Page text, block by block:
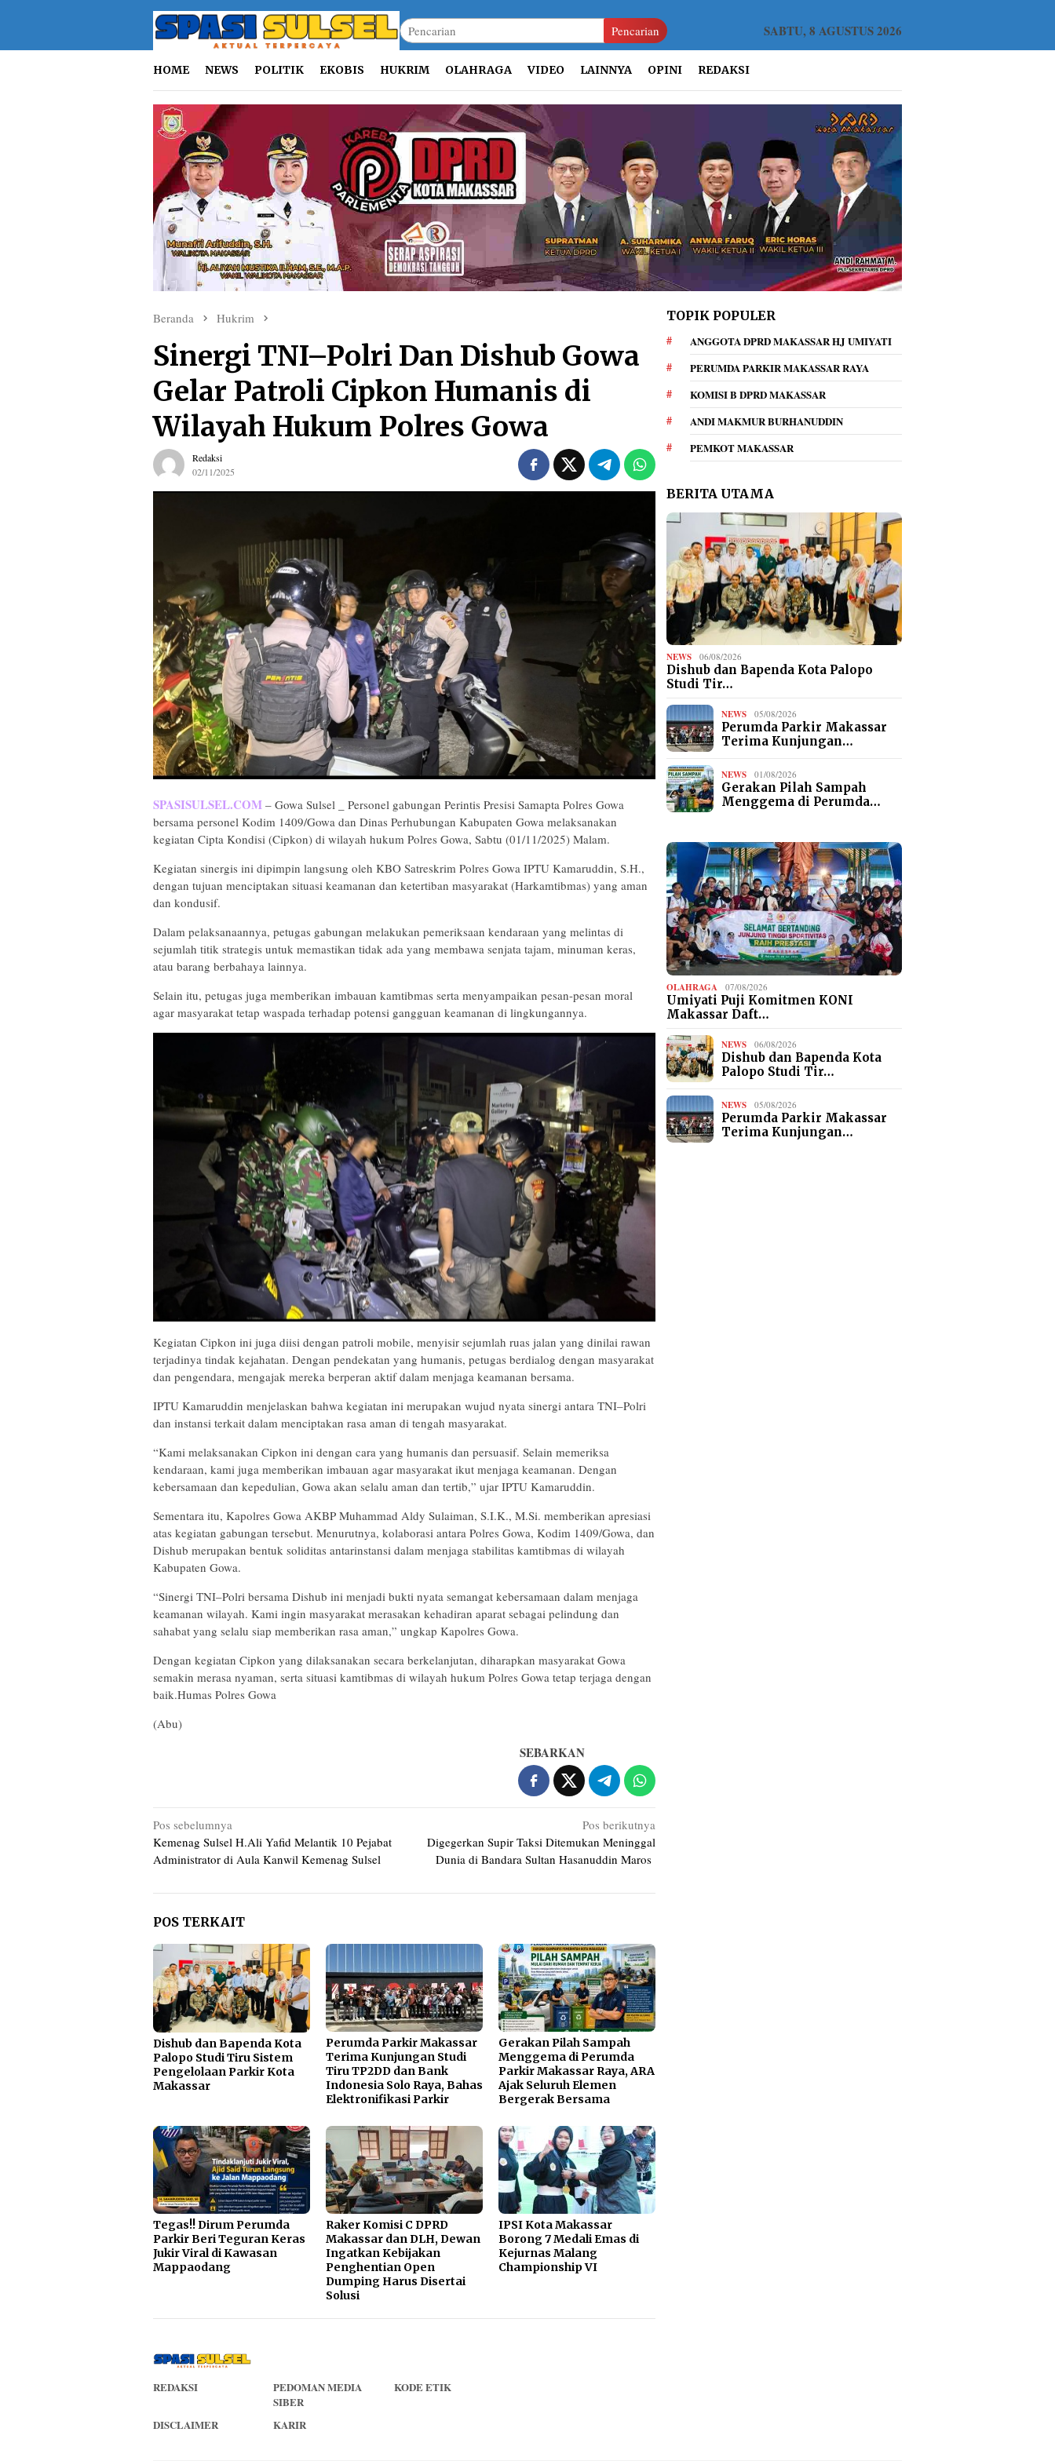
Pencarian SABTU, 8 AGUSTUS 2026
HOME NEWS POLITIK EKOBIS HUKRIM OLAHRAGA VIDEO LAINNYA OPINI REDAKSI
Beranda Hukrim
Sinergi TNI–Polri Dan Dishub Gowa
Gelar Patroli Cipkon Humanis di
Wilayah Hukum Polres Gowa
Redaksi
02/11/2025
SPASISULSEL.COM – Gowa Sulsel _ Personel gabungan Perintis Presisi Samapta Polres Gowa
bersama personel Kodim 1409/Gowa dan Dinas Perhubungan Kabupaten Gowa melaksanakan
kegiatan Cipta Kondisi (Cipkon) di wilayah hukum Polres Gowa, Sabtu (01/11/2025) Malam.
Kegiatan sinergis ini dipimpin langsung oleh KBO Satreskrim Polres Gowa IPTU Kamaruddin, S.H.,
dengan tujuan menciptakan situasi keamanan dan ketertiban masyarakat (Harkamtibmas) yang aman
dan kondusif.
Dalam pelaksanaannya, petugas gabungan melakukan pemeriksaan kendaraan yang melintas di
sejumlah titik strategis untuk memastikan tidak ada yang membawa senjata tajam, minuman keras,
atau barang berbahaya lainnya.
Selain itu, petugas juga memberikan imbauan kamtibmas serta menyampaikan pesan-pesan moral
agar masyarakat tetap waspada terhadap potensi gangguan keamanan di lingkungannya.
Kegiatan Cipkon ini juga diisi dengan patroli mobile, menyisir sejumlah ruas jalan yang dinilai rawan
terjadinya tindak kejahatan. Dengan pendekatan yang humanis, petugas berdialog dengan masyarakat
dan pengendara, mengajak mereka berperan aktif dalam menjaga keamanan bersama.
IPTU Kamaruddin menjelaskan bahwa kegiatan ini merupakan wujud nyata sinergi antara TNI–Polri
dan instansi terkait dalam menciptakan rasa aman di tengah masyarakat.
“Kami melaksanakan Cipkon ini dengan cara yang humanis dan persuasif. Selain memeriksa
kendaraan, kami juga memberikan imbauan agar masyarakat ikut menjaga keamanan. Dengan
kebersamaan dan kepedulian, Gowa akan selalu aman dan tertib,” ujar IPTU Kamaruddin.
Sementara itu, Kapolres Gowa AKBP Muhammad Aldy Sulaiman, S.I.K., M.Si. memberikan apresiasi
atas kegiatan gabungan tersebut. Menurutnya, kolaborasi antara Polres Gowa, Kodim 1409/Gowa, dan
Dishub merupakan bentuk soliditas antarinstansi dalam menjaga stabilitas kamtibmas di wilayah
Kabupaten Gowa.
“Sinergi TNI–Polri bersama Dishub ini menjadi bukti nyata semangat kebersamaan dalam menjaga
keamanan wilayah. Kami ingin masyarakat merasakan kehadiran aparat sebagai pelindung dan
sahabat yang selalu siap memberikan rasa aman,” ungkap Kapolres Gowa.
Dengan kegiatan Cipkon yang dilaksanakan secara berkelanjutan, diharapkan masyarakat Gowa
semakin merasa nyaman, serta situasi kamtibmas di wilayah hukum Polres Gowa tetap terjaga dengan
baik.Humas Polres Gowa
(Abu)
SEBARKAN
Navigasi
pos
Pos sebelumnya
Kemenag Sulsel H.Ali Yafid Melantik 10 Pejabat
Administrator di Aula Kanwil Kemenag Sulsel
Pos berikutnya
Digegerkan Supir Taksi Ditemukan Meninggal
Dunia di Bandara Sultan Hasanuddin Maros
POS TERKAIT
Dishub dan Bapenda Kota
Palopo Studi Tiru Sistem
Pengelolaan Parkir Kota
Makassar
Perumda Parkir Makassar
Terima Kunjungan Studi
Tiru TP2DD dan Bank
Indonesia Solo Raya, Bahas
Elektronifikasi Parkir
Gerakan Pilah Sampah
Menggema di Perumda
Parkir Makassar Raya, ARA
Ajak Seluruh Elemen
Bergerak Bersama
Tegas!! Dirum Perumda
Parkir Beri Teguran Keras
Jukir Viral di Kawasan
Mappaodang
Raker Komisi C DPRD
Makassar dan DLH, Dewan
Ingatkan Kebijakan
Penghentian Open
Dumping Harus Disertai
Solusi
IPSI Kota Makassar
Borong 7 Medali Emas di
Kejurnas Malang
Championship VI
TOPIK POPULER
ANGGOTA DPRD MAKASSAR HJ UMIYATI
PERUMDA PARKIR MAKASSAR RAYA
KOMISI B DPRD MAKASSAR
ANDI MAKMUR BURHANUDDIN
PEMKOT MAKASSAR
BERITA UTAMA
NEWS 06/08/2026
Dishub dan Bapenda Kota Palopo
Studi Tir…
NEWS 05/08/2026
Perumda Parkir Makassar
Terima Kunjungan…
NEWS 01/08/2026
Gerakan Pilah Sampah
Menggema di Perumda…
OLAHRAGA 07/08/2026
Umiyati Puji Komitmen KONI
Makassar Daft…
NEWS 06/08/2026
Dishub dan Bapenda Kota
Palopo Studi Tir…
NEWS 05/08/2026
Perumda Parkir Makassar
Terima Kunjungan…
REDAKSI
PEDOMAN MEDIA
SIBER
KODE ETIK
DISCLAIMER KARIR